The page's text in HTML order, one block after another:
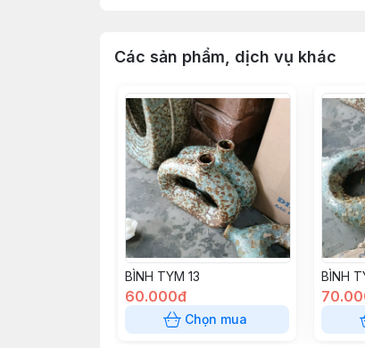
Các sản phẩm, dịch vụ khác
BÌNH TYM 13
60.000đ
Chọn mua
BÌNH